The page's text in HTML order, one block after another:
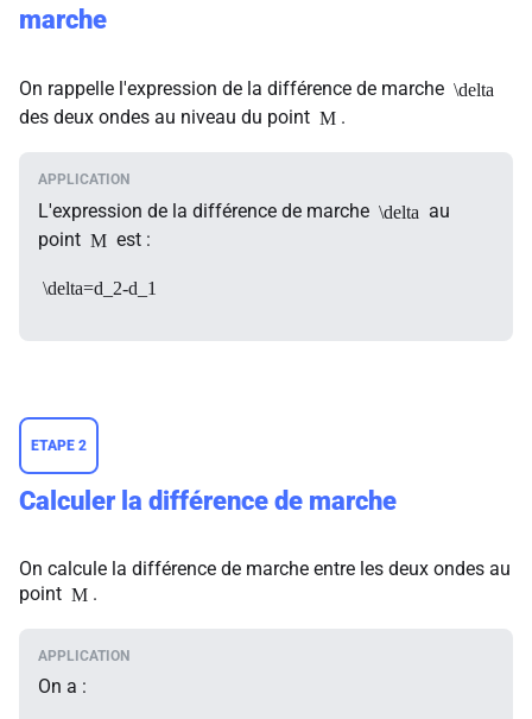
marche
On rappelle l'expression de la différence de marche \delta
des deux ondes au niveau du point M .
L'expression de la différence de marche \delta au
point M est :
\delta=d_2-d_1
ETAPE 2
Calculer la différence de marche
On calcule la différence de marche entre les deux ondes au
point M .
On a :